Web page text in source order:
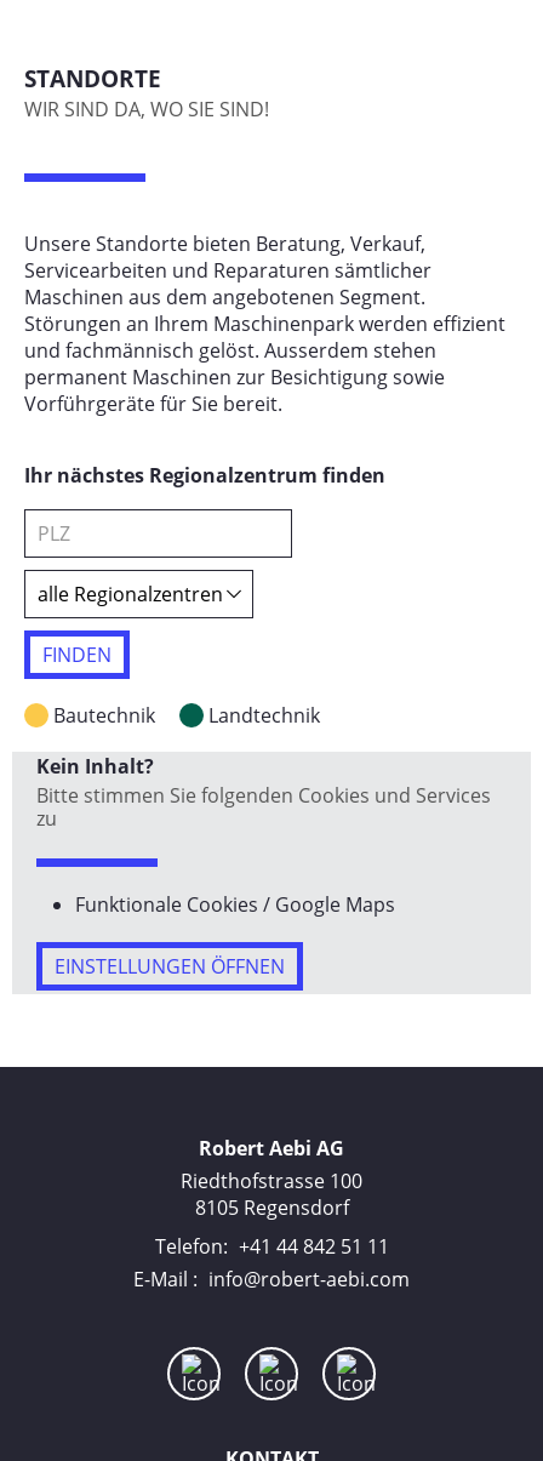
STANDORTE
WIR SIND DA, WO SIE SIND!
Unsere Standorte bieten Beratung, Verkauf,
Servicearbeiten und Reparaturen sämtlicher
Maschinen aus dem angebotenen Segment.
Störungen an Ihrem Maschinenpark werden effizient
und fachmännisch gelöst. Ausserdem stehen
permanent Maschinen zur Besichtigung sowie
Vorführgeräte für Sie bereit.
Ihr nächstes Regionalzentrum finden
FINDEN
Bautechnik
Landtechnik
Kein Inhalt?
Bitte stimmen Sie folgenden Cookies und Services
zu
Funktionale Cookies / Google Maps
EINSTELLUNGEN ÖFFNEN
Robert Aebi AG
Riedthofstrasse 100
8105 Regensdorf
Telefon: +41 44 842 51 11
E-Mail : info@robert-aebi.com